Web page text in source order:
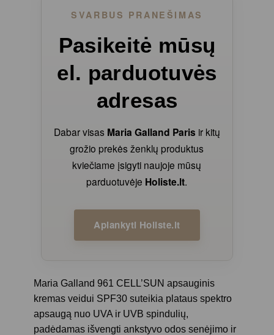
SVARBUS PRANEŠIMAS
Pasikeitė mūsų
el. parduotuvės
adresas
Dabar visas Maria Galland Paris ir kitų
grožio prekės ženklų produktus
kviečiame įsigyti naujoje mūsų
parduotuvėje Holiste.lt.
Aplankyti Holiste.lt
Maria Galland 961 CELL’SUN apsauginis
kremas veidui SPF30 suteikia plataus spektro
apsaugą nuo UVA ir UVB spindulių,
padėdamas išvengti ankstyvo odos senėjimo ir